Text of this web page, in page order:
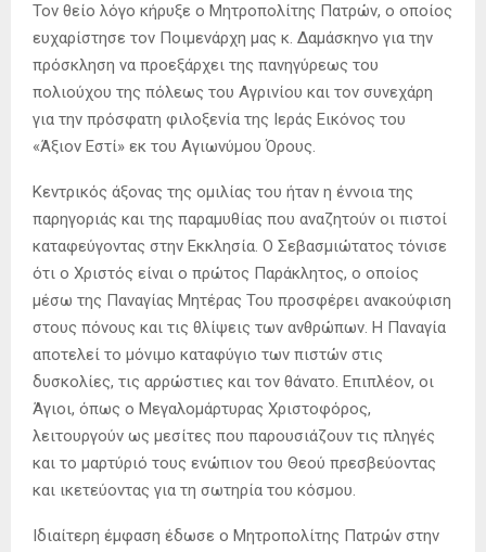
Τον θείο λόγο κήρυξε ο Μητροπολίτης Πατρών, ο οποίος
ευχαρίστησε τον Ποιμενάρχη μας κ. Δαμάσκηνο για την
πρόσκληση να προεξάρχει της πανηγύρεως του
πολιούχου της πόλεως του Αγρινίου και τον συνεχάρη
για την πρόσφατη φιλοξενία της Ιεράς Εικόνος του
«Άξιον Εστί» εκ του Αγιωνύμου Όρους.
Κεντρικός άξονας της ομιλίας του ήταν η έννοια της
παρηγοριάς και της παραμυθίας που αναζητούν οι πιστοί
καταφεύγοντας στην Εκκλησία. Ο Σεβασμιώτατος τόνισε
ότι ο Χριστός είναι ο πρώτος Παράκλητος, ο οποίος
μέσω της Παναγίας Μητέρας Του προσφέρει ανακούφιση
στους πόνους και τις θλίψεις των ανθρώπων. Η Παναγία
αποτελεί το μόνιμο καταφύγιο των πιστών στις
δυσκολίες, τις αρρώστιες και τον θάνατο. Επιπλέον, οι
Άγιοι, όπως ο Μεγαλομάρτυρας Χριστοφόρος,
λειτουργούν ως μεσίτες που παρουσιάζουν τις πληγές
και το μαρτύριό τους ενώπιον του Θεού πρεσβεύοντας
και ικετεύοντας για τη σωτηρία του κόσμου.
Ιδιαίτερη έμφαση έδωσε ο Μητροπολίτης Πατρών στην